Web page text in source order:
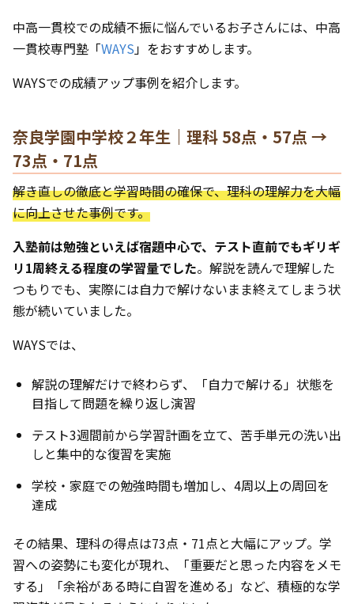
中高一貫校での成績不振に悩んでいるお子さんには、中高
一貫校専門塾「WAYS」をおすすめします。
WAYSでの成績アップ事例を紹介します。
奈良学園中学校２年生｜理科 58点・57点 →
73点・71点
解き直しの徹底と学習時間の確保で、理科の理解力を大幅
に向上させた事例です。
入塾前は勉強といえば宿題中心で、テスト直前でもギリギ
リ1周終える程度の学習量でした。解説を読んで理解した
つもりでも、実際には自力で解けないまま終えてしまう状
態が続いていました。
WAYSでは、
解説の理解だけで終わらず、「自力で解ける」状態を
目指して問題を繰り返し演習
テスト3週間前から学習計画を立て、苦手単元の洗い出
しと集中的な復習を実施
学校・家庭での勉強時間も増加し、4周以上の周回を
達成
その結果、理科の得点は73点・71点と大幅にアップ。学
習への姿勢にも変化が現れ、「重要だと思った内容をメモ
する」「余裕がある時に自習を進める」など、積極的な学